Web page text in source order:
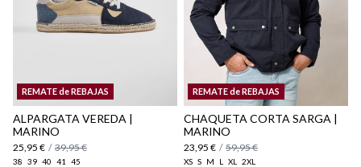
Paquetes y envíos
aquí
aquí
REMATE de REBAJAS
ALPARGATA VEREDA |
MARINO
25,95 € / 39,95 €
38 39 40 41 45
REMATE de REBAJAS
CHAQUETA CORTA SARGA |
MARINO
23,95 € / 59,95 €
XS S M L XL 2XL